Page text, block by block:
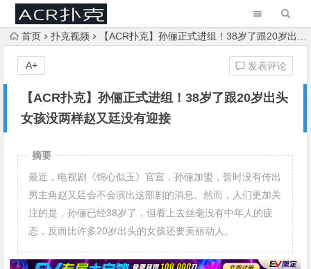
首页 扑克视频 【ACR扑克】孙俪正式进组！38岁了跟20岁出头女孩没两样赵又廷没有迎接
【ACR扑克】孙俪正式进组！38岁了跟20岁出头
女孩没两样赵又廷没有迎接
发表评论
A+
摘要
最近，电视剧《锦心似玉》官宣，孙俪加盟，暂时没有传出
男主角赵又廷会不会演出这部剧的消息。然而，人们更加关
注的是，孙俪已经38岁了，但看上去丝毫没有中年人的疲
态，反而比许多20岁出头的女孩还要美丽动人。